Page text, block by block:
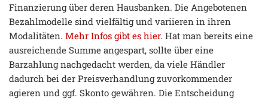
Finanzierung über deren Hausbanken. Die Angebotenen
Bezahlmodelle sind vielfältig und variieren in ihren
Modalitäten. Mehr Infos gibt es hier. Hat man bereits eine
ausreichende Summe angespart, sollte über eine
Barzahlung nachgedacht werden, da viele Händler
dadurch bei der Preisverhandlung zuvorkommender
agieren und ggf. Skonto gewähren. Die Entscheidung